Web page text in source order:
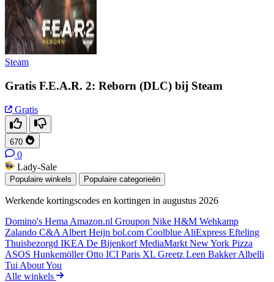
Steam
Gratis F.E.A.R. 2: Reborn (DLC) bij Steam
Gratis
670
0
Lady-Sale
Populaire winkels Populaire categorieën
Werkende kortingscodes en kortingen in augustus 2026
Domino's Hema Amazon.nl Groupon Nike H&M Wehkamp
Zalando C&A Albert Heijn bol.com Coolblue AliExpress Efteling
Thuisbezorgd IKEA De BijenkorfMediaMarkt New York Pizza
ASOS HunkemöllerOtto ICI Paris XL Greetz Leen BakkerAlbelli
Tui About You
Alle winkels